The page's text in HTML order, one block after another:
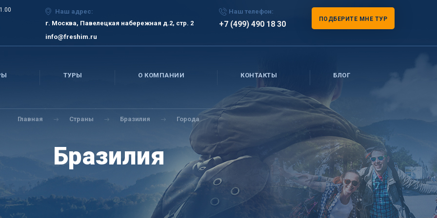
Наш адрес:
г. Москва, Павелецкая набережная д.2, стр. 2
info@freshim.ru
Наш телефон:
+7 (499) 490 18 30
ПОДБЕРИТЕ МНЕ ТУР
ТУРЫ О КОМПАНИИ КОНТАКТЫ БЛОГ
Главная Страны Бразилия Города
Бразилия